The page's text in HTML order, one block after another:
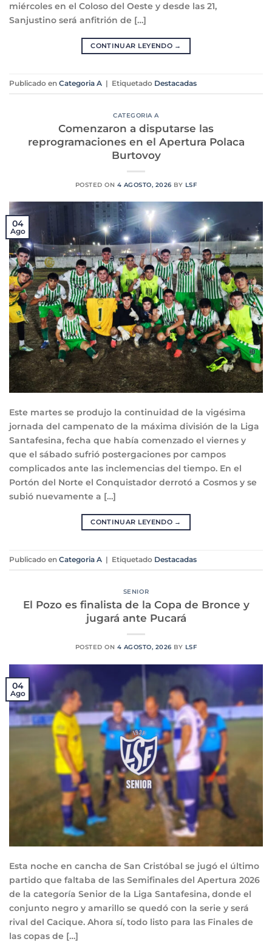
miércoles en el Coloso del Oeste y desde las 21,
Sanjustino será anfitrión de […]
CONTINUAR LEYENDO →
Publicado en Categoria A | Etiquetado Destacadas
CATEGORIA A
Comenzaron a disputarse las
reprogramaciones en el Apertura Polaca
Burtovoy
POSTED ON 4 AGOSTO, 2026 BY LSF
04
Ago
Este martes se produjo la continuidad de la vigésima
jornada del campenato de la máxima división de la Liga
Santafesina, fecha que había comenzado el viernes y
que el sábado sufrió postergaciones por campos
complicados ante las inclemencias del tiempo. En el
Portón del Norte el Conquistador derrotó a Cosmos y se
subió nuevamente a […]
CONTINUAR LEYENDO →
Publicado en Categoria A | Etiquetado Destacadas
SENIOR
El Pozo es finalista de la Copa de Bronce y
jugará ante Pucará
POSTED ON 4 AGOSTO, 2026 BY LSF
04
Ago
Esta noche en cancha de San Cristóbal se jugó el último
partido que faltaba de las Semifinales del Apertura 2026
de la categoría Senior de la Liga Santafesina, donde el
conjunto negro y amarillo se quedó con la serie y será
rival del Cacique. Ahora sí, todo listo para las Finales de
las copas de […]